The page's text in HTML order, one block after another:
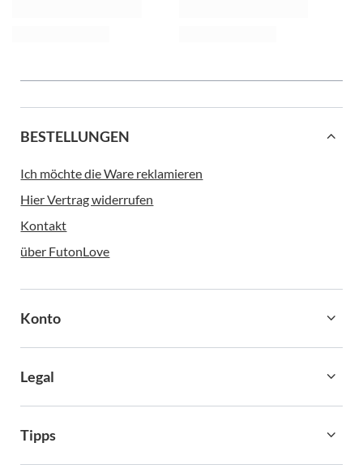
BESTELLUNGEN
Ich möchte die Ware reklamieren
Hier Vertrag widerrufen
Kontakt
über FutonLove
Konto
Legal
Tipps